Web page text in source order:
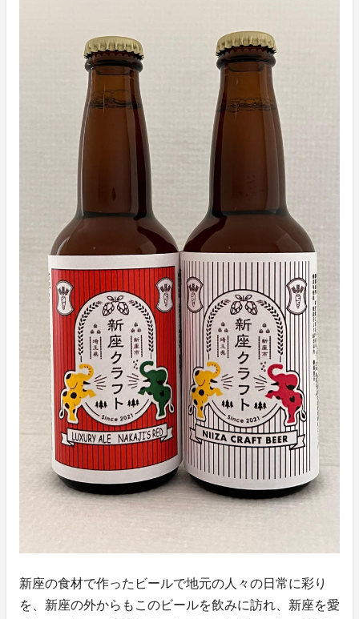
新座の食材で作ったビールで地元の人々の日常に彩り
を、新座の外からもこのビールを飲みに訪れ、新座を愛